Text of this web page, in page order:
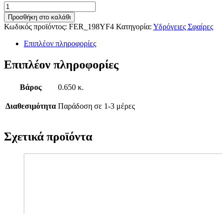
Υδρόγειος
Σφαίρα
Νο
4Φ
Πολιτική
Με
ποσότητα
Προσθήκη στο καλάθι
Κωδικός προϊόντος: FER_198YF4 Κατηγορία: Υδρόγειες Σφαίρες
Επιπλέον πληροφορίες
Επιπλέον πληροφορίες
Βάρος 0.650 κ.
Διαθεσιμότητα Παράδοση σε 1-3 μέρες
Σχετικά προϊόντα